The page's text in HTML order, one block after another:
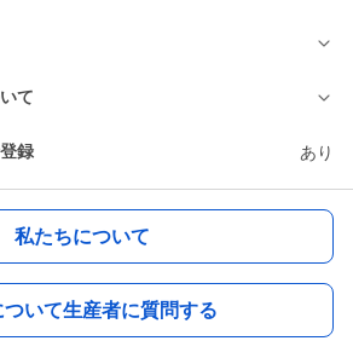
て
録 あり
私たちについて
ついて生産者に質問する